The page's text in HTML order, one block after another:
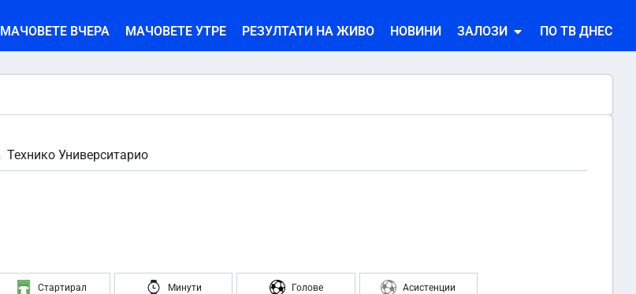
МАЧОВЕТЕ ВЧЕРА МАЧОВЕТЕ УТРЕ РЕЗУЛТАТИ НА ЖИВО НОВИНИ ЗАЛОЗИ ПО ТВ ДНЕС
Технико Университарио
Стартирал Минути Голове Асистенции